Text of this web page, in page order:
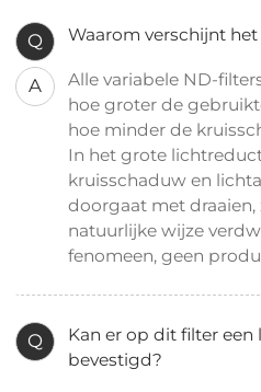
Q Waarom verschijnt
A
Alle variabele ND-
hoe groter de
hoe minder de
In het grote
kruisschaduw en
doorgaat met
natuurlijke wijze
fenomeen, geen
Q
Kan er op dit filter
bevestigd?